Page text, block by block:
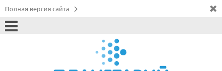
Полная версия сайта